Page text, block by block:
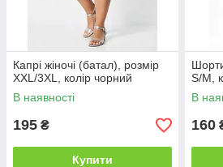
Капрі жіночі (батал), розмір
XXL/3XL, колір чорний
В наявності
195 ₴
Купити
S/M,
В
160